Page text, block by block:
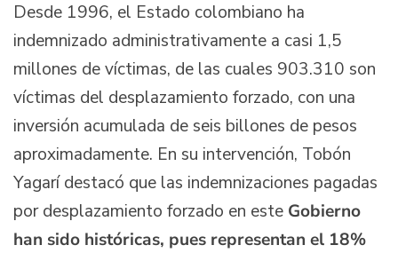
Desde 1996, el Estado colombiano ha
indemnizado administrativamente a casi 1,5
millones de víctimas, de las cuales 903.310 son
víctimas del desplazamiento forzado, con una
inversión acumulada de seis billones de pesos
aproximadamente. En su intervención, Tobón
Yagarí destacó que las indemnizaciones pagadas
por desplazamiento forzado en este Gobierno
han sido históricas, pues representan el 18%